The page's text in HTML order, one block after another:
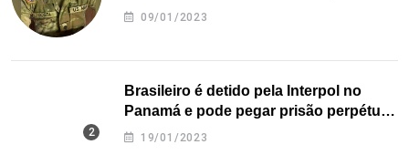
09/01/2023
Brasileiro é detido pela Interpol no
Panamá e pode pegar prisão perpétua
nos EUA
19/01/2023